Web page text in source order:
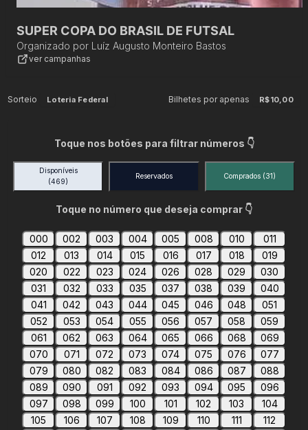
SUPER COPA DO BRASIL DE FUTSAL
Organizado por Luíz Augusto Monteiro Bastos
ver campanhas
Sorteio Loteria Federal Bilhetes por apenas R$10,00
Toque nos botões para filtrar números 👇
Disponíveis
(469)
Reservados Comprados (31)
Toque no número que deseja comprar 👇
000 002 003 004 005 008 010
011
012
013 014 015 016 017 018
019
020
022 023 024 026 028 029
030
031
032 033 035 037 038 039
040
041
042 043 044 045 046 048
051
052
053 054 055 056 057 058
059
061
062 063 064 065 066 068
069
070
071 072 073 074 075 076
077
079
080 082 083 084 086 087
088
089
090 091 092 093 094 095
096
097
098 099 100 101 102 103
104
105
106 107 108 109 110 111
112